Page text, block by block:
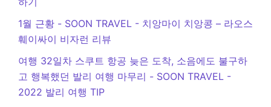
1월 근황 - SOON TRAVEL - 치앙마이 치앙콩 – 라오스
훼이싸이 비자런 리뷰
여행 32일차 스쿠트 항공 늦은 도착, 소음에도 불구하
고 행복했던 발리 여행 마무리 - SOON TRAVEL -
2022 발리 여행 TIP